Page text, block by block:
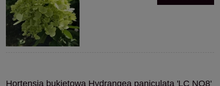
Hortensja bukietowa Hydrangea paniculata 'LC NO8'